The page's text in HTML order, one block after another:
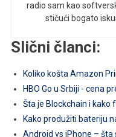
radio sam kao
stičući bogato
Slični članci:
Koliko košta Amazon
HBO Go u Srbiji - cena
Šta je Blockchain i kako
Kako produžiti bateriju
Android vs iPhone – šta